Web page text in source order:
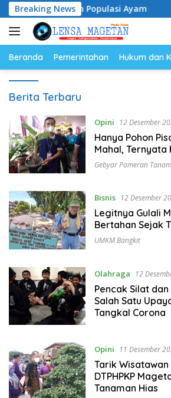
Langsung
ke
konten
Breaking News
dan Populasi Ayam
Beranda Pemerintahan Hukum dan
Lensa
Berita Terbaru
Opini 12 Desember
Hanya Pohon
Mahal, Ternyata
Gebyar Pameran
Bisnis 12 Desember
Legitnya Gulali
Bertahan Sejak
UMKM Bangkit
Olahraga 12
Pencak Silat
Salah Satu
Tangkal Corona
Opini 11 Desember
Tarik
DTPHPKP
Tanaman Hias